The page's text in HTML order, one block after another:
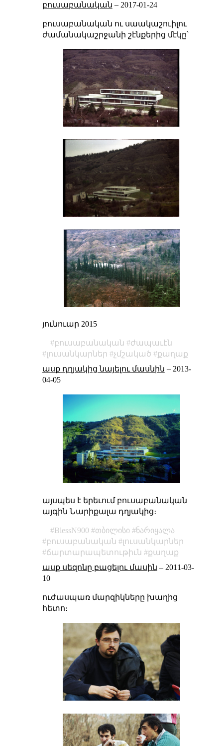
բուսաբանական – 2017-01-24
բուսաբանական ու սաակաշուիլու
ժամանակաշրջանի շէնքերից մէկը՝
յունուար 2015
բուսաբանական
ժապաւէն
լուսանկարներ
չմշակած
քաղաք
ասք դղյակից նայելու մասնին – 2013-
04-05
այսպես է երեւում բուսաբանական
այգին Նարիքալա դղյակից։
BlessN900 თბილისი
ნარიყალა
բուսաբանական
լուսանկարներ
ճարտարապետութիւն
քաղաք
ասք սեզոնը բացելու մասին – 2011-03-
10
ուժասպառ մարզիկները խաղից
հետո։